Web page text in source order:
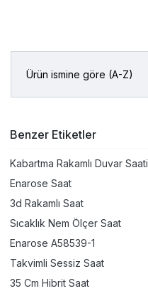
Ürün ismine göre (A-Z)
Benzer Etiketler
Kabartma Rakamlı Duvar Saati
Enarose Saat
3d Rakamlı Saat
Sıcaklık Nem Ölçer Saat
Enarose A58539-1
Takvimli Sessiz Saat
35 Cm Hibrit Saat